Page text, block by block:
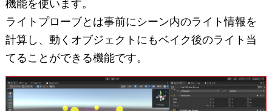
機能を使います。
ライトプローブとは事前にシーン内のライト情報を
計算し、動くオブジェクトにもベイク後のライト当
てることができる機能です。